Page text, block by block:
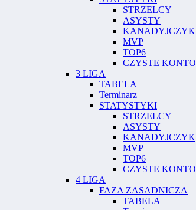
STRZELCY
ASYSTY
KANADYJCZYK
MVP
TOP6
CZYSTE KONTO
3 LIGA
TABELA
Terminarz
STATYSTYKI
STRZELCY
ASYSTY
KANADYJCZYK
MVP
TOP6
CZYSTE KONTO
4 LIGA
FAZA ZASADNICZA
TABELA